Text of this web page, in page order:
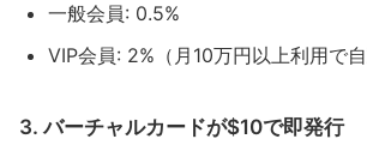
一般会員: 0.5%
VIP会員: 2%（月10万円以上利用で自
3. バーチャルカードが$10で即発行